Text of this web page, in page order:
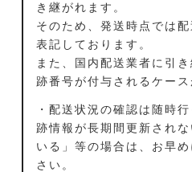
き継がれます。
そのため、発送時点では
表記しております。
また、国内配送業者に引
跡番号が付与されるケース
・配送状況の確認は随時
跡情報が長期間更新され
いる」等の場合は、お早
さい。